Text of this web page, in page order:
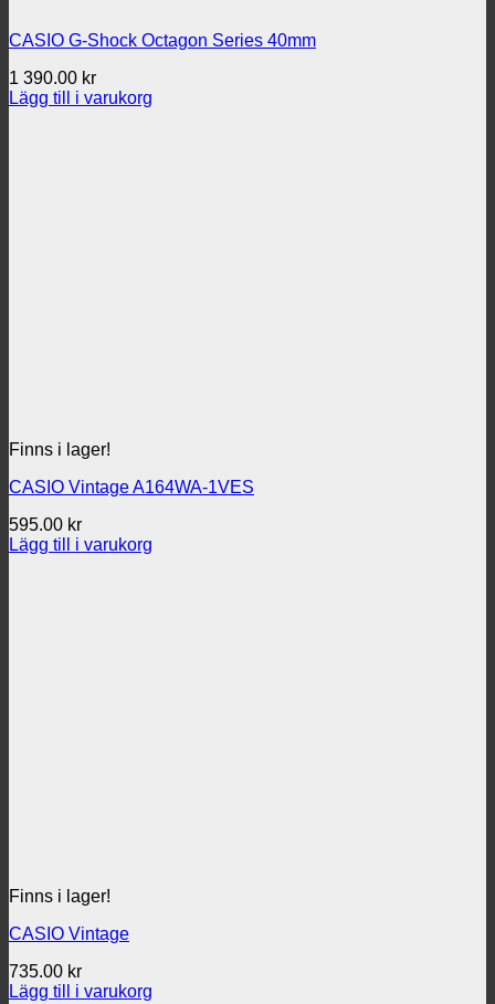
CASIO G-Shock Octagon Series 40mm
1 390.00 kr
Lägg till i varukorg
Finns i lager!
CASIO Vintage A164WA-1VES
595.00 kr
Lägg till i varukorg
Finns i lager!
CASIO Vintage
735.00 kr
Lägg till i varukorg